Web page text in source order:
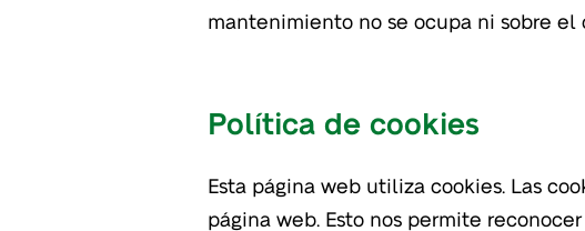
mantenimiento no se ocupa ni sobre el
Política de cookies
Esta página web utiliza cookies. Las
página web. Esto nos permite